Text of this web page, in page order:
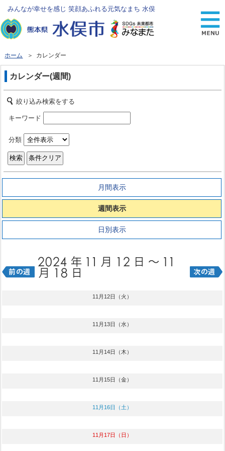
みんなが幸せを感じ 笑顔あふれる元気なまち 水俣
ホーム ＞ カレンダー
カレンダー(週間)
絞り込み検索をする
キーワード
分類
月間表示
週間表示
日別表示
11月12日（火）
11月13日（水）
11月14日（木）
11月15日（金）
11月16日（土）
11月17日（日）